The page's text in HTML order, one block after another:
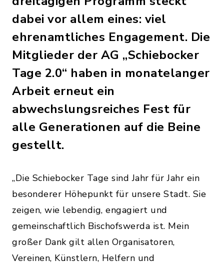
dabei vor allem eines: viel
ehrenamtliches Engagement. Die
Mitglieder der AG „Schiebocker
Tage 2.0“ haben in monatelanger
Arbeit erneut ein
abwechslungsreiches Fest für
alle Generationen auf die Beine
gestellt.
„Die Schiebocker Tage sind Jahr für Jahr ein
besonderer Höhepunkt für unsere Stadt. Sie
zeigen, wie lebendig, engagiert und
gemeinschaftlich Bischofswerda ist. Mein
großer Dank gilt allen Organisatoren,
Vereinen, Künstlern, Helfern und